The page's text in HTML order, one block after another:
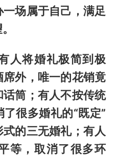
场属于自己，满足
人将婚礼极简到极
外，唯一的花销竟
筒；有人不按传统
很多婚礼的“既定”
的三无婚礼；有人
等，取消了很多环